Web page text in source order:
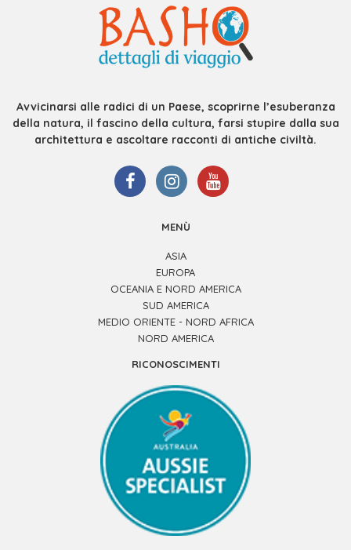
Avvicinarsi alle radici di un Paese, scoprirne l’esuberanza
della natura, il fascino della cultura, farsi stupire dalla sua
architettura e ascoltare racconti di antiche civiltà.
MENÙ
ASIA
EUROPA
OCEANIA E NORD AMERICA
SUD AMERICA
MEDIO ORIENTE - NORD AFRICA
NORD AMERICA
RICONOSCIMENTI